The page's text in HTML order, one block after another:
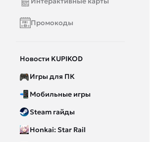
Промокоды
Новости KUPIKOD
Игры для ПК
Мобильные игры
Steam гайды
Honkai: Star Rail